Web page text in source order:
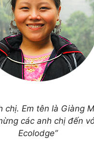
chị. Em tên là Giàng
các anh chị đến
Ecolodge”